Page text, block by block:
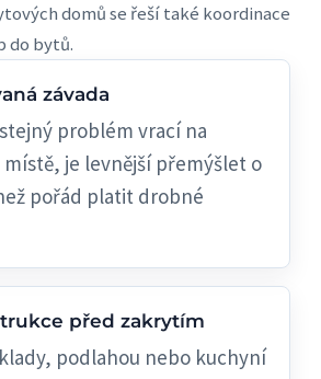
domů se řeší také koordinace
do bytů.
závada
problém vrací na
je levnější přemýšlet o
pořád platit drobné
před zakrytím
podlahou nebo kuchyní